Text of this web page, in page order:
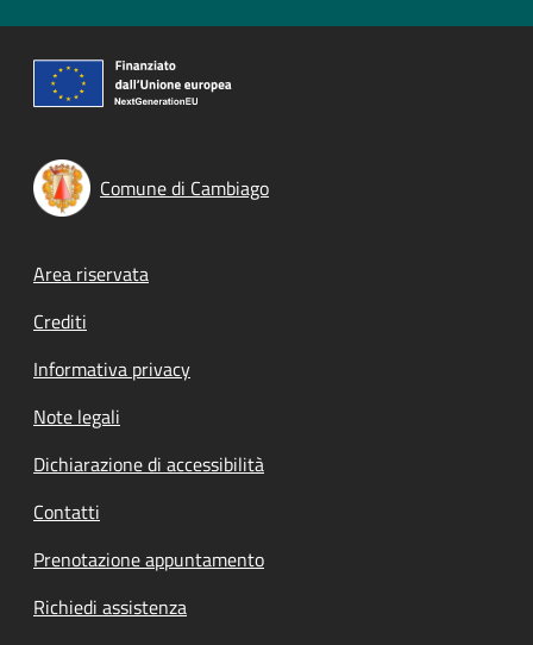
Comune di Cambiago
Footer menu
Area riservata
Crediti
Informativa privacy
Note legali
Dichiarazione di accessibilità
Contatti
Prenotazione appuntamento
Richiedi assistenza